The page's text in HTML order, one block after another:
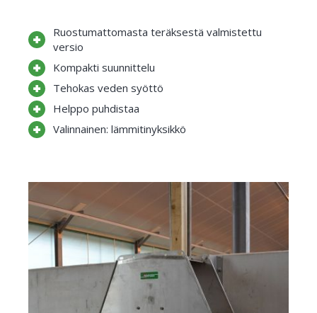
Ruostumattomasta teräksestä valmistettu
versio
Kompakti suunnittelu
Tehokas veden syöttö
Helppo puhdistaa
Valinnainen: lämmitinyksikkö